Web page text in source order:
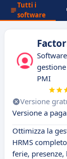
Tutti i
software
PMI
Versione
Versione a
Ottimizza la
HRMS
ferie,